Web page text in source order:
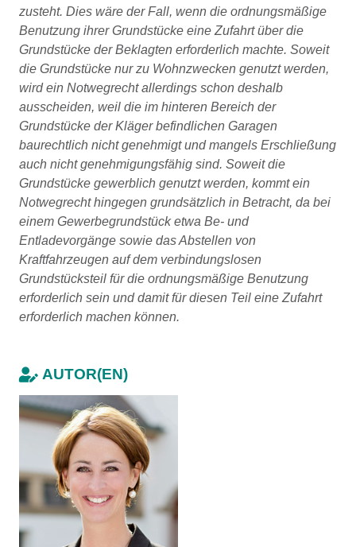
zusteht. Dies wäre der Fall, wenn die ordnungsmäßige
Benutzung ihrer Grundstücke eine Zufahrt über die
Grundstücke der Beklagten erforderlich machte. Soweit
die Grundstücke nur zu Wohnzwecken genutzt werden,
wird ein Notwegrecht allerdings schon deshalb
ausscheiden, weil die im hinteren Bereich der
Grundstücke der Kläger befindlichen Garagen
baurechtlich nicht genehmigt und mangels Erschließung
auch nicht genehmigungsfähig sind. Soweit die
Grundstücke gewerblich genutzt werden, kommt ein
Notwegrecht hingegen grundsätzlich in Betracht, da bei
einem Gewerbegrundstück etwa Be- und
Entladevorgänge sowie das Abstellen von
Kraftfahrzeugen auf dem verbindungslosen
Grundstücksteil für die ordnungsmäßige Benutzung
erforderlich sein und damit für diesen Teil eine Zufahrt
erforderlich machen können.
AUTOR(EN)